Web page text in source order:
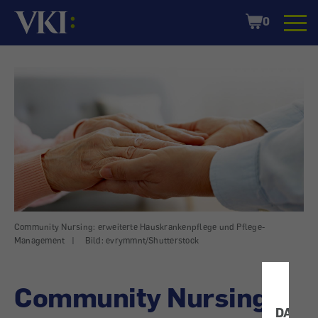
Startseite
Shopping
Cart
0
Community Nursing: erweiterte Hauskrankenpflege und Pflege-
Management
| Bild: evrymmnt/Shutterstock
Community Nursing: